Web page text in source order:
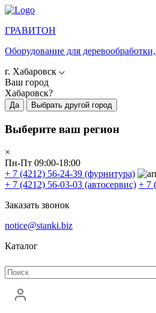
ГРАВИТОН
Оборудование для
г. Хабаровск
Ваш город
Хабаровск?
Да Выбрать другой город
Выберите ваш регион
×
Пн-Пт 09:00-18:00
+ 7 (4212) 56-24-39 (фурнитура)
+ 7 (4212) 56-03-03 (автосервис) + 7
Заказать звонок
notice@stanki.biz
Каталог